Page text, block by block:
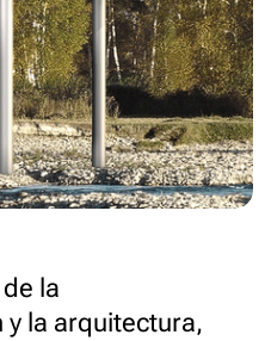
la
y la arquitectura,